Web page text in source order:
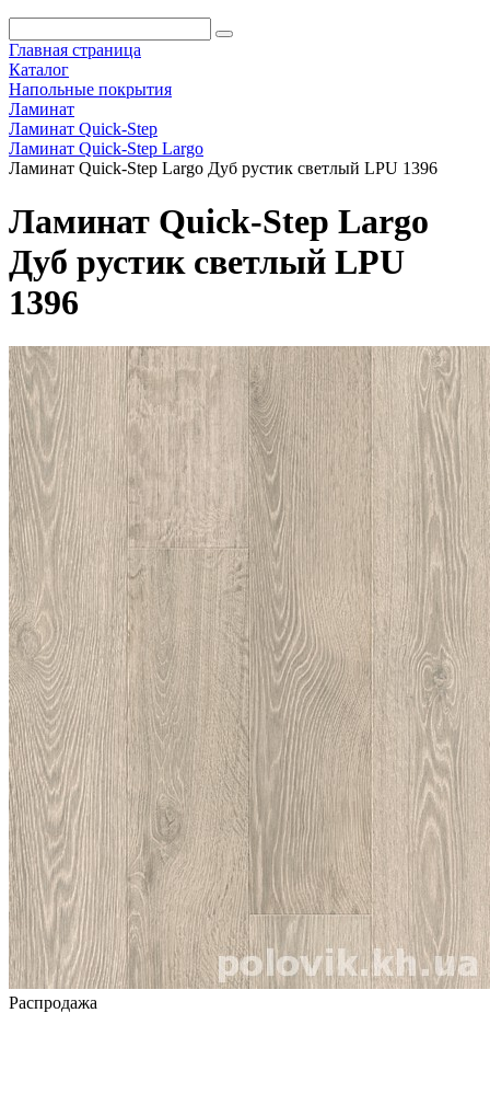
Главная страница
Каталог
Напольные покрытия
Ламинат
Ламинат Quick-Step
Ламинат Quick-Step Largo
Ламинат Quick-Step Largo Дуб рустик светлый LPU 1396
Ламинат Quick-Step Largo
Дуб рустик светлый LPU
1396
Распродажа